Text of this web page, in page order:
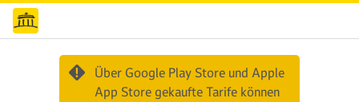
Über Google Play Store und Apple
App Store gekaufte Tarife können